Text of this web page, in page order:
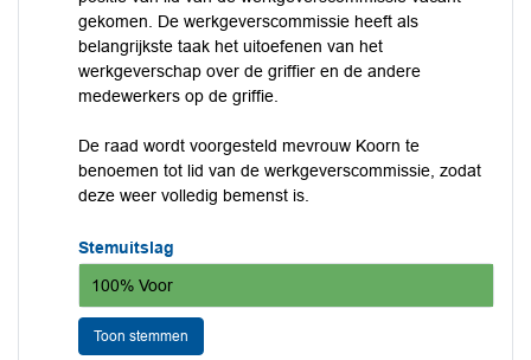
gekomen. De werkgeverscommissie heeft als
belangrijkste taak het uitoefenen van het
werkgeverschap over de griffier en de andere
medewerkers op de griffie.
De raad wordt voorgesteld mevrouw Koorn te
benoemen tot lid van de werkgeverscommissie, zodat
deze weer volledig bemenst is.
Stemuitslag
100% Voor
Toon stemmen